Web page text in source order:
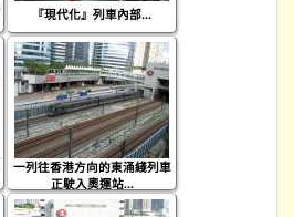
『現代化』列車內部...
一列往香港方向的東涌綫列車
正駛入奧運站...